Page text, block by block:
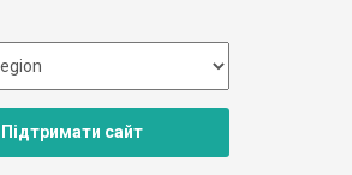
Підтримати сайт